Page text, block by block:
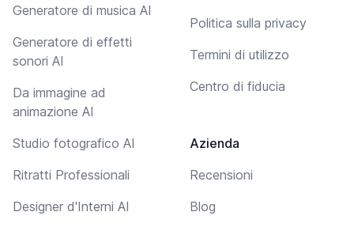
Generatore di musica AI
Generatore di effetti
sonori AI
Da immagine ad
animazione AI
Studio fotografico AI
Ritratti Professionali
Designer d'Interni AI
Politica sulla privacy
Termini di utilizzo
Centro di fiducia
Azienda
Recensioni
Blog